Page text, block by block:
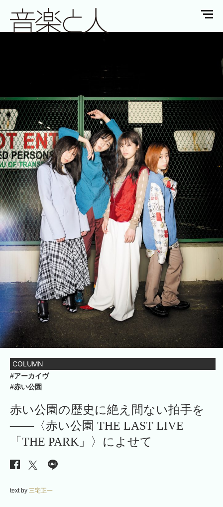
COLUMN
#アーカイヴ
#赤い公園
赤い公園の歴史に絶え間ない拍手を
――〈赤い公園 THE LAST LIVE
「THE PARK」〉によせて
text by 三宅正一